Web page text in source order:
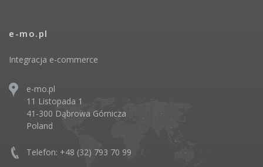
e-mo.pl
Integracja e-commerce
e-mo.pl
11 Listopada 1
41-300 Dąbrowa Górnicza
Poland
Telefon: +48 (32) 793 70 99